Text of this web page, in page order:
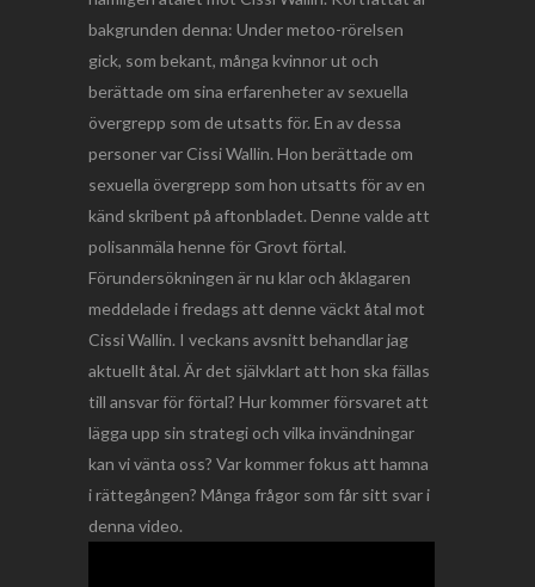
bakgrunden denna: Under metoo-rörelsen
gick, som bekant, många kvinnor ut och
berättade om sina erfarenheter av sexuella
övergrepp som de utsatts för. En av dessa
personer var Cissi Wallin. Hon berättade om
sexuella övergrepp som hon utsatts för av en
känd skribent på aftonbladet. Denne valde att
polisanmäla henne för Grovt förtal.
Förundersökningen är nu klar och åklagaren
meddelade i fredags att denne väckt åtal mot
Cissi Wallin. I veckans avsnitt behandlar jag
aktuellt åtal. Är det självklart att hon ska fällas
till ansvar för förtal? Hur kommer försvaret att
lägga upp sin strategi och vilka invändningar
kan vi vänta oss? Var kommer fokus att hamna
i rättegången? Många frågor som får sitt svar i
denna video.